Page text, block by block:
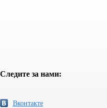
Следите за нами:
Вконтакте